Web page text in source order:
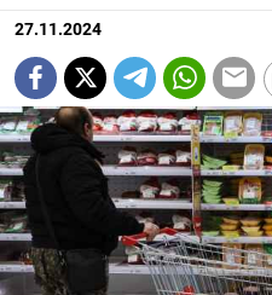
27.11.2024